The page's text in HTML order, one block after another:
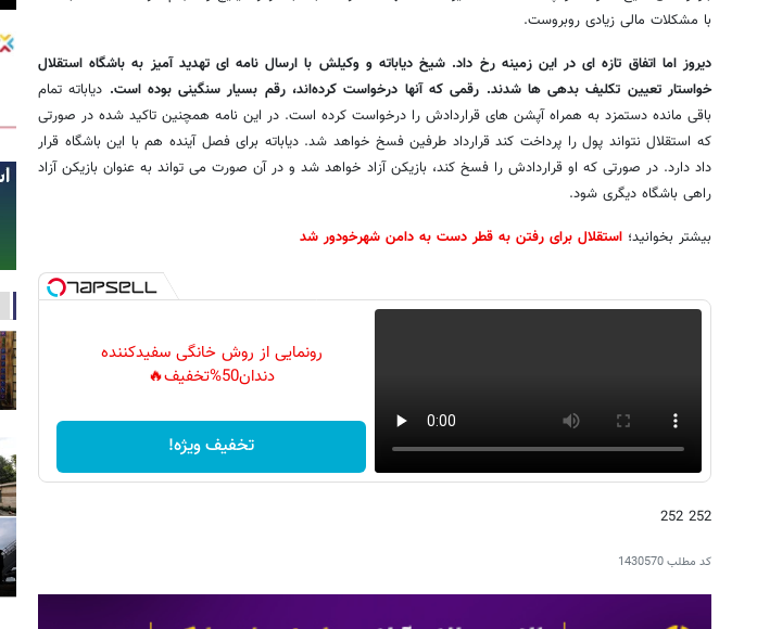
با مشکلات مالی زیادی روبروست.
دیروز اما اتفاق تازه ای در این زمینه رخ داد. شیخ دیاباته و وکیلش با ارسال نامه ای تهدید آمیز به باشگاه استقلال
خواستار تعیین تکلیف بدهی ها شدند. رقمی که آنها درخواست کرده‌اند، رقم بسیار سنگینی بوده است. دیاباته تمام
باقی مانده دستمزد به همراه آپشن های قراردادش را درخواست کرده است. در این نامه همچنین تاکید شده در صورتی
که استقلال نتواند پول را پرداخت کند قرارداد طرفین فسخ خواهد شد. دیاباته برای فصل آینده هم با این باشگاه قرار
داد دارد. در صورتی که او قراردادش را فسخ کند، بازیکن آزاد خواهد شد و در آن صورت می تواند به عنوان بازیکن آزاد
راهی باشگاه دیگری شود.
بیشتر بخوانید؛ استقلال برای رفتن به قطر دست به دامن شهرخودور شد
رونمایی از روش خانگی سفیدکننده
دندان50%تخفیف🔥
تخفیف ویژه!
252 252
کد مطلب1430570